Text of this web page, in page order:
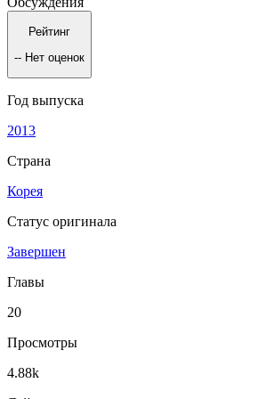
Рейтинг
-- Нет оценок
Год выпуска
2013
Страна
Корея
Статус оригинала
Завершен
Главы
20
Просмотры
4.88k